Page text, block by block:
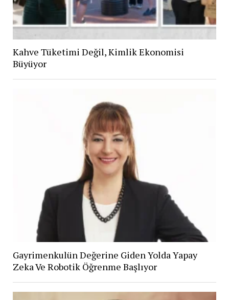
Kahve Tüketimi Değil, Kimlik Ekonomisi
Büyüyor
Gayrimenkulün Değerine Giden Yolda Yapay
Zeka Ve Robotik Öğrenme Başlıyor